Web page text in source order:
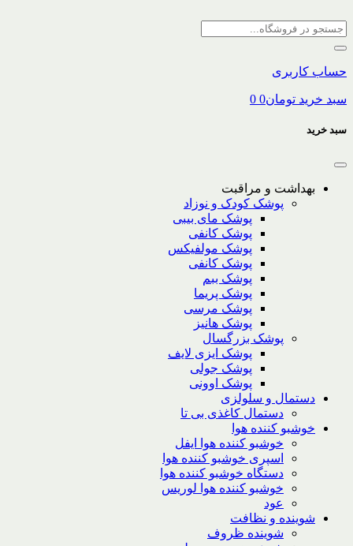
حساب کاربری
سبد خرید تومان0
0
سبد خرید
بهداشت و مراقبت
پوشک کودک و نوزاد
پوشک مای بیبی
پوشک کانفی
پوشک مولفیکس
پوشک کانفی
پوشک ببم
پوشک پریما
پوشک مرسی
پوشک هانیز
پوشک بزرگسال
پوشک ایزی لایف
پوشک جولی
پوشک اوونی
دستمال و سلولزی
دستمال کاغذی بی تا
خوشبو کننده هوا
خوشبو کننده هوا ایفل
اسپری خوشبو کننده هوا
دستگاه خوشبو کننده هوا
خوشبو کننده هوا لوریس
عود
شوینده و نظافت
شوینده ظروف